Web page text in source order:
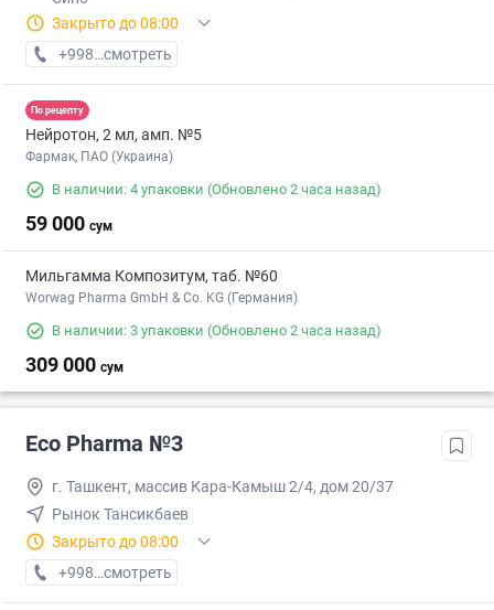
Закрыто до 08:00
+998 (71) XXX-XX-XX
смотреть
По рецепту
Нейротон, 2 мл, амп. №5
Фармак, ПАО (Украина)
В наличии: 4 упаковки (Обновлено 2 часа назад)
59 000 сум
Мильгамма Композитум, таб. №60
Worwag Pharma GmbH & Co. KG (Германия)
В наличии: 3 упаковки (Обновлено 2 часа назад)
309 000 сум
Eco Pharma №3
г. Ташкент, массив Кара-Камыш 2/4, дом 20/37
Рынок Тансикбаев
Закрыто до 08:00
+998 (99) XXX-XX-XX
смотреть